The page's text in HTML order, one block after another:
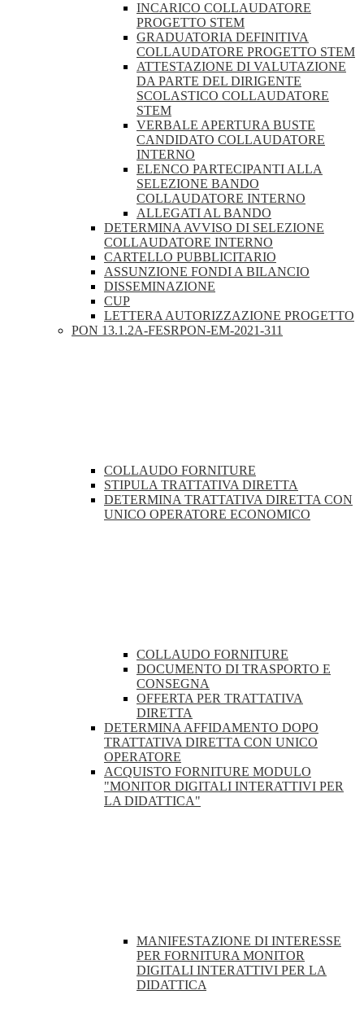
INCARICO COLLAUDATORE
PROGETTO STEM
GRADUATORIA DEFINITIVA
COLLAUDATORE PROGETTO STEM
ATTESTAZIONE DI VALUTAZIONE
DA PARTE DEL DIRIGENTE
SCOLASTICO COLLAUDATORE
STEM
VERBALE APERTURA BUSTE
CANDIDATO COLLAUDATORE
INTERNO
ELENCO PARTECIPANTI ALLA
SELEZIONE BANDO
COLLAUDATORE INTERNO
ALLEGATI AL BANDO
DETERMINA AVVISO DI SELEZIONE
COLLAUDATORE INTERNO
CARTELLO PUBBLICITARIO
ASSUNZIONE FONDI A BILANCIO
DISSEMINAZIONE
CUP
LETTERA AUTORIZZAZIONE PROGETTO
PON 13.1.2A-FESRPON-EM-2021-311
COLLAUDO FORNITURE
STIPULA TRATTATIVA DIRETTA
DETERMINA TRATTATIVA DIRETTA CON
UNICO OPERATORE ECONOMICO
COLLAUDO FORNITURE
DOCUMENTO DI TRASPORTO E
CONSEGNA
OFFERTA PER TRATTATIVA
DIRETTA
DETERMINA AFFIDAMENTO DOPO
TRATTATIVA DIRETTA CON UNICO
OPERATORE
ACQUISTO FORNITURE MODULO
"MONITOR DIGITALI INTERATTIVI PER
LA DIDATTICA"
MANIFESTAZIONE DI INTERESSE
PER FORNITURA MONITOR
DIGITALI INTERATTIVI PER LA
DIDATTICA